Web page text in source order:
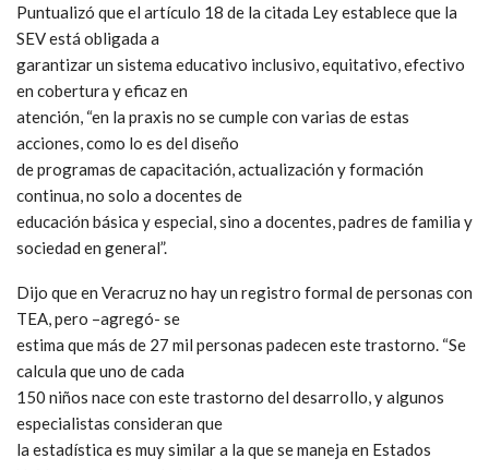
Puntualizó que el artículo 18 de la citada Ley establece que la
SEV está obligada a
garantizar un sistema educativo inclusivo, equitativo, efectivo
en cobertura y eficaz en
atención, “en la praxis no se cumple con varias de estas
acciones, como lo es del diseño
de programas de capacitación, actualización y formación
continua, no solo a docentes de
educación básica y especial, sino a docentes, padres de familia y
sociedad en general”.
Dijo que en Veracruz no hay un registro formal de personas con
TEA, pero –agregó- se
estima que más de 27 mil personas padecen este trastorno. “Se
calcula que uno de cada
150 niños nace con este trastorno del desarrollo, y algunos
especialistas consideran que
la estadística es muy similar a la que se maneja en Estados